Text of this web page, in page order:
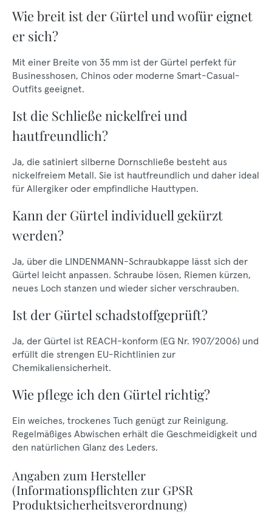
Wie breit ist der Gürtel und wofür eignet
er sich?
Mit einer Breite von 35 mm ist der Gürtel perfekt für
Businesshosen, Chinos oder moderne Smart-Casual-
Outfits geeignet.
Ist die Schließe nickelfrei und
hautfreundlich?
Ja, die satiniert silberne Dornschließe besteht aus
nickelfreiem Metall. Sie ist hautfreundlich und daher ideal
für Allergiker oder empfindliche Hauttypen.
Kann der Gürtel individuell gekürzt
werden?
Ja, über die LINDENMANN-Schraubkappe lässt sich der
Gürtel leicht anpassen. Schraube lösen, Riemen kürzen,
neues Loch stanzen und wieder sicher verschrauben.
Ist der Gürtel schadstoffgeprüft?
Ja, der Gürtel ist REACH-konform (EG Nr. 1907/2006) und
erfüllt die strengen EU-Richtlinien zur
Chemikaliensicherheit.
Wie pflege ich den Gürtel richtig?
Ein weiches, trockenes Tuch genügt zur Reinigung.
Regelmäßiges Abwischen erhält die Geschmeidigkeit und
den natürlichen Glanz des Leders.
Angaben zum Hersteller
(Informationspflichten zur GPSR
Produktsicherheitsverordnung)